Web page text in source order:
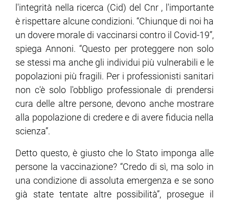
l'integrità nella ricerca (Cid) del Cnr , l'importante
è rispettare alcune condizioni. “Chiunque di noi ha
un dovere morale di vaccinarsi contro il Covid-19”,
spiega Annoni. “Questo per proteggere non solo
se stessi ma anche gli individui più vulnerabili e le
popolazioni più fragili. Per i professionisti sanitari
non c'è solo l'obbligo professionale di prendersi
cura delle altre persone, devono anche mostrare
alla popolazione di credere e di avere fiducia nella
scienza”.
Detto questo, è giusto che lo Stato imponga alle
persone la vaccinazione? “Credo di sì, ma solo in
una condizione di assoluta emergenza e se sono
già state tentate altre possibilità”, prosegue il